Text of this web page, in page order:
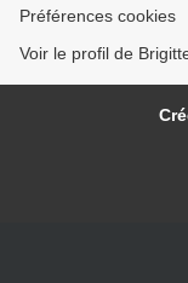
Préférences cookies
Voir le profil de